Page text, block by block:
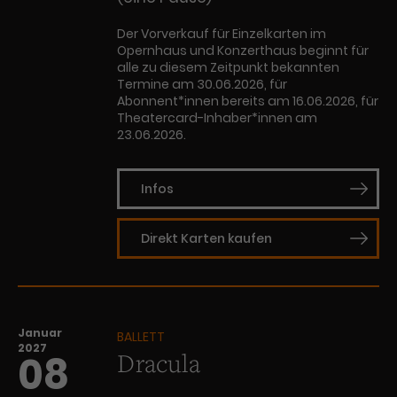
Der Vorverkauf für Einzelkarten im
Opernhaus und Konzerthaus beginnt für
alle zu diesem Zeitpunkt bekannten
Termine am 30.06.2026, für
Abonnent*innen bereits am 16.06.2026, für
Theatercard-Inhaber*innen am
23.06.2026.
Infos
Direkt Karten kaufen
Januar
2027
08
BALLETT
Dracula